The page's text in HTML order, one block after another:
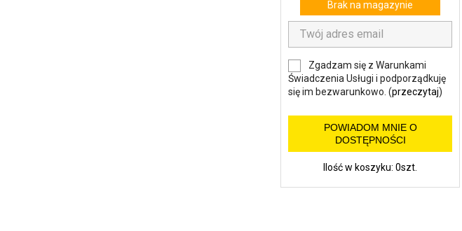
Brak na magazynie
Zgadzam się z Warunkami
Świadczenia Usługi i podporządkuję
się im bezwarunkowo. (przeczytaj)
POWIADOM MNIE O
DOSTĘPNOŚCI
Ilość w koszyku: 0szt.